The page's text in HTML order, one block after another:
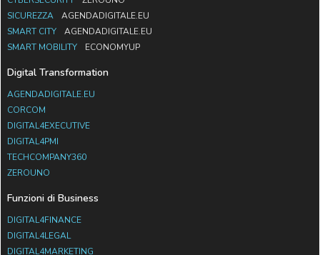
SICUREZZA
AGENDADIGITALE.EU
SMART CITY
AGENDADIGITALE.EU
SMART MOBILITY
ECONOMYUP
Digital Transformation
AGENDADIGITALE.EU
CORCOM
DIGITAL4EXECUTIVE
DIGITAL4PMI
TECHCOMPANY360
ZEROUNO
Funzioni di Business
DIGITAL4FINANCE
DIGITAL4LEGAL
DIGITAL4MARKETING